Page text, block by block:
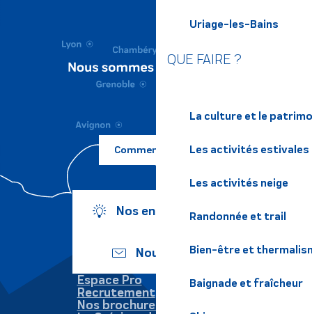
Uriage-les-Bains
QUE FAIRE ?
La culture et le
Les activités estivales
Les activités neige
Randonnée et trail
Bien-être et
Baignade et fraîcheur
Comment venir ?
Nos engagements
Nous écrire
Espace Pro
Recrutement
Nos brochures